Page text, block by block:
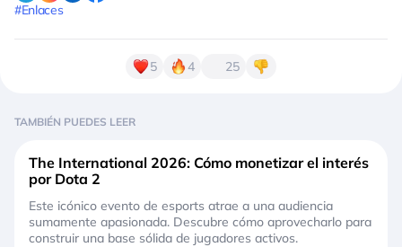
#Enlaces
5 4 25
TAMBIÉN PUEDES LEER
The International 2026: Cómo monetizar el interés
por Dota 2
Este icónico evento de esports atrae a una audiencia
sumamente apasionada. Descubre cómo aprovecharlo para
construir una base sólida de jugadores activos.